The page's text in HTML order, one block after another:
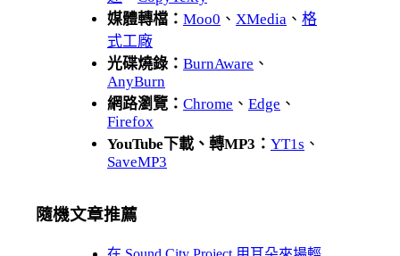
媒體轉檔： Moo0 、 XMedia 、 格
式工廠
光碟燒錄： BurnAware 、
AnyBurn
網路瀏覽： Chrome 、 Edge 、
Firefox
YouTube下載、轉MP3： YT1s 、
SaveMP3
隨機文章推薦